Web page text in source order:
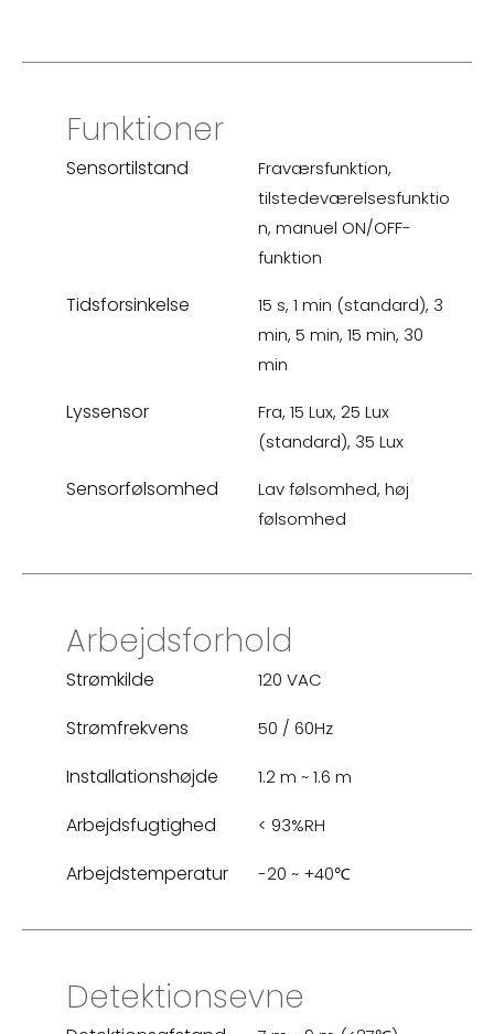
Funktioner
Sensortilstand
Fraværsfunktion,
tilstedeværelsesfunktio
n, manuel ON/OFF-
funktion
Tidsforsinkelse
15 s, 1 min (standard), 3
min, 5 min, 15 min, 30
min
Lyssensor
Fra, 15 Lux, 25 Lux
(standard), 35 Lux
Sensorfølsomhed
Lav følsomhed, høj
følsomhed
Arbejdsforhold
Strømkilde 120 VAC
Strømfrekvens 50 / 60Hz
Installationshøjde 1.2 m ~ 1.6 m
Arbejdsfugtighed < 93%RH
Arbejdstemperatur -20 ~ +40℃
Detektionsevne